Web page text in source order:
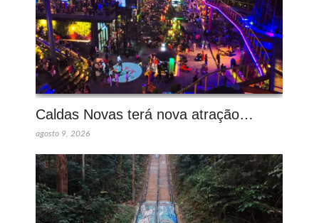
Caldas Novas terá nova atração…
agosto 9, 2026